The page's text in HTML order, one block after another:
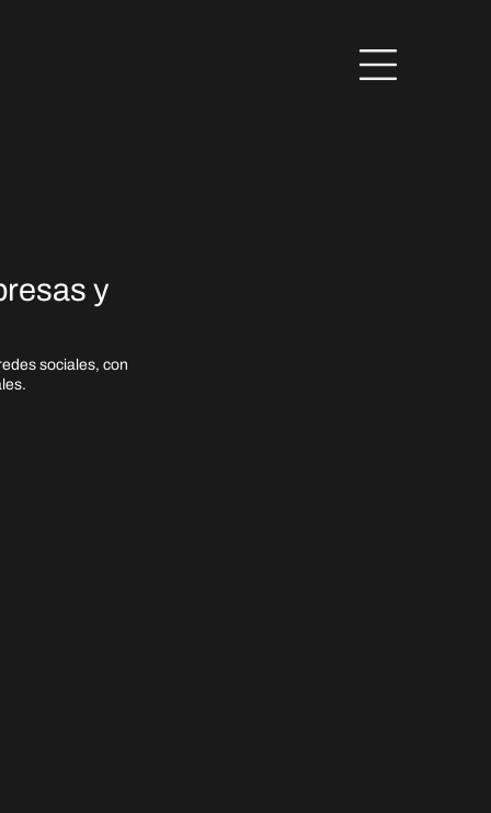
y
sociales, con